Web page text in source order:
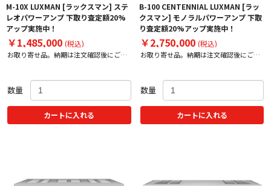
M-10X LUXMAN [ラックスマン] ステ
レオパワーアンプ 下取り査定額20%
アップ実施中！
￥1,485,000 (税込)
お取り寄せ品。納期は注文確認後にご案
数量
カートに入れる
B-100 CENTENNIAL LUXMAN [ラッ
クスマン] モノラルパワーアンプ 下取
り査定額20%アップ実施中！
￥2,750,000 (税込)
お取り寄せ品。納期は注文確認後にご案
数量
カートに入れる